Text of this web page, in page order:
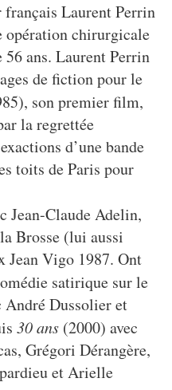
français Laurent Perrin
opération chirurgicale
ans. Laurent Perrin
de fiction pour le
son premier film,
la regrettée
d’une bande
toits de Paris pour
Jean-Claude Adelin,
Brosse (lui aussi
Jean Vigo 1987. Ont
satirique sur le
André Dussolier et
30 ans (2000) avec
Grégori Dérangère,
et Arielle